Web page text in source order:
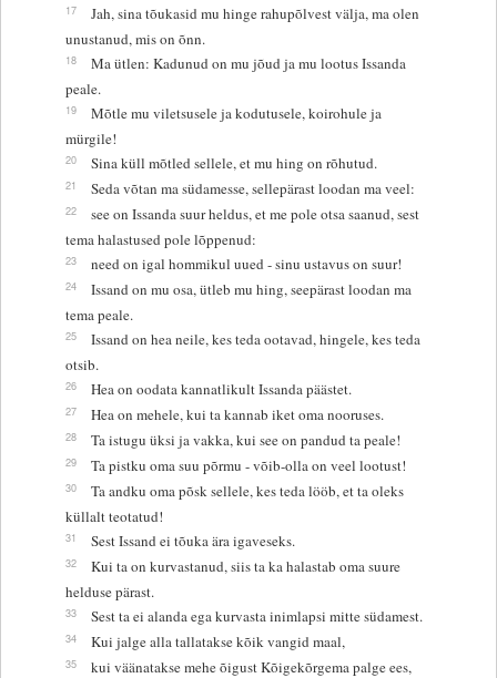
17
Jah, sina tõukasid mu hinge rahupõlvest välja, ma olen
unustanud, mis on õnn.
18
Ma ütlen: Kadunud on mu jõud ja mu lootus Issanda
peale.
19
Mõtle mu viletsusele ja kodutusele, koirohule ja
mürgile!
20 Sina küll mõtled sellele, et mu hing on rõhutud.
21 Seda võtan ma südamesse, sellepärast loodan ma veel:
22
see on Issanda suur heldus, et me pole otsa saanud, sest
tema halastused pole lõppenud:
23 need on igal hommikul uued - sinu ustavus on suur!
24
Issand on mu osa, ütleb mu hing, seepärast loodan ma
tema peale.
25
Issand on hea neile, kes teda ootavad, hingele, kes teda
otsib.
26 Hea on oodata kannatlikult Issanda päästet.
27 Hea on mehele, kui ta kannab iket oma nooruses.
28 Ta istugu üksi ja vakka, kui see on pandud ta peale!
29 Ta pistku oma suu põrmu - võib-olla on veel lootust!
30
Ta andku oma põsk sellele, kes teda lööb, et ta oleks
küllalt teotatud!
31 Sest Issand ei tõuka ära igaveseks.
32
Kui ta on kurvastanud, siis ta ka halastab oma suure
helduse pärast.
33 Sest ta ei alanda ega kurvasta inimlapsi mitte südamest.
34 Kui jalge alla tallatakse kõik vangid maal,
35 kui väänatakse mehe õigust Kõigekõrgema palge ees,